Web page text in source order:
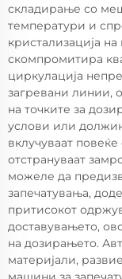
складирање со
температури и
кристализација
скомпромитира
циркулација
загревани линии,
на точките за
услови или
вклучуваат
отстрануваат
можеле да
запечатувања,
притисокот
доставувањето,
на дозирањето.
материјали,